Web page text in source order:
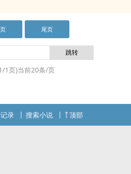
用，解小女子燥身……？」靈氣大動、劍氣
聖地不停傳來規律的碰撞聲，以及那琉
、一定是掌門在鎮妖，對！」「但你不
音……有點銷魂？」「胡說！那是幻術、幻
混亂的城市裡，他就是秩序，是圓桌上
頭，什麼髒活他都做——只要能賺錢。他
花多少錢，因為他相信金錢就是能力，
望、繁衍生育的工具。
尾页
/1页)当前20条/页
录 搜索小说 顶部